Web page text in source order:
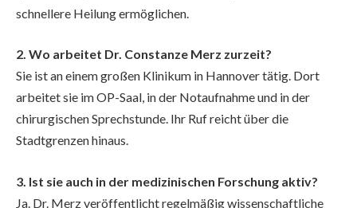
schnellere Heilung ermöglichen.
2. Wo arbeitet Dr. Constanze Merz zurzeit?
Sie ist an einem großen Klinikum in Hannover tätig. Dort
arbeitet sie im OP-Saal, in der Notaufnahme und in der
chirurgischen Sprechstunde. Ihr Ruf reicht über die
Stadtgrenzen hinaus.
3. Ist sie auch in der medizinischen Forschung aktiv?
Ja. Dr. Merz veröffentlicht regelmäßig wissenschaftliche